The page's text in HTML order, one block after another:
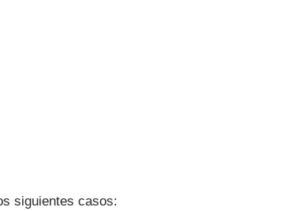
siguientes casos: